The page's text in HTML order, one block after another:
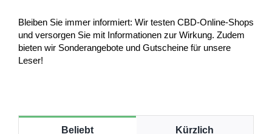
Bleiben Sie immer informiert: Wir testen CBD-Online-Shops
und versorgen Sie mit Informationen zur Wirkung. Zudem
bieten wir Sonderangebote und Gutscheine für unsere
Leser!
Beliebt Kürzlich